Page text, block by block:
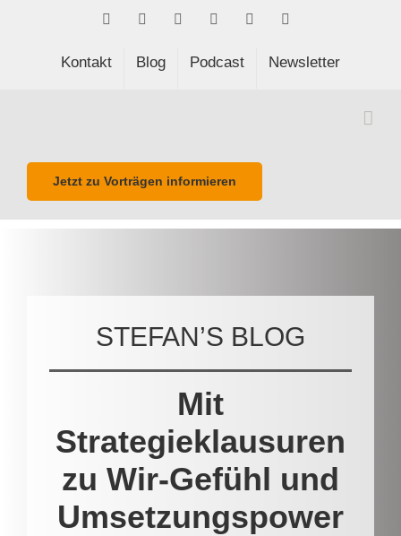
FacebookLinkedIn Spotify
Kontakt Blog Podcast Newsletter
Jetzt zu Vorträgen informieren
STEFAN’S BLOG
Mit
Strategieklausuren
zu Wir-Gefühl und
Umsetzungspower